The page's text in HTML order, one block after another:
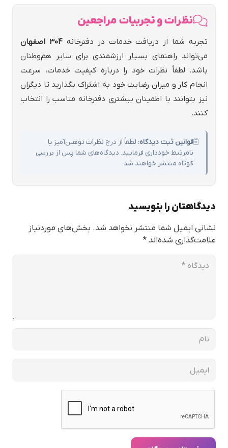
نظرات و تجربیات مراجعین
تجربه شما از دریافت خدمات در دفترخانه304 اصفهان
می‌تواند راهنمای بسیار ارزشمندی برای سایر هم‌وطنان
باشد. لطفاً نظرات خود را درباره کیفیت خدمات، سرعت
انجام کار و میزان رضایت خود به اشتراک بگذارید تا دیگران
نیز بتوانند با اطمینان بیشتری دفترخانه مناسب را انتخاب
کنند.
قوانین ثبت دیدگاه: لطفاً از درج نظرات توهین‌آمیز یا
نامرتبط خودداری فرمایید. دیدگاه‌های شما پس از بررسی
کوتاه منتشر خواهند شد.
دیدگاهتان را بنویسید
نشانی ایمیل شما منتشر نخواهد شد. بخش‌های موردنیاز
علامت‌گذاری شده‌اند *